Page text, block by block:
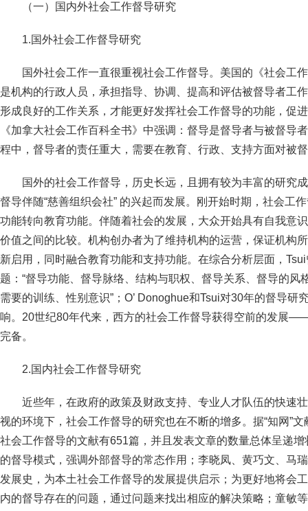
（一）国内外社会工作督导研究
1.国外社会工作督导研究
国外社会工作一直很重视社会工作督导。美国的《社会工
是机构的行政人员，承担指导、协调、提高和评估被督导者工
形成良好的工作关系，才能更好发挥社会工作督导的功能，促
《加拿大社会工作百科全书》中强调：督导是督导者与被督导
程中，督导者的责任重大，需要在教育、行政、支持方面对被
国外的社会工作督导，历史长远，且拥有较为丰富的研究
督导伴随“慈善组织会社” 的兴起而发展。刚开始时期，社会工
功能转向教育功能。伴随着社会的发展，大众开始具有自我意
价值之间的比较。机构创办者为了维持机构的运营，保证机构
新启用，同时融合教育功能和支持功能。在综合分析层面，
题：“督导功能、督导脉络、结构与职权、督导关系、督导的风
需要的训练、性别意识”；O’ Donoghue和Tsui对30年的督导研
响。20世纪80年代来，西方的社会工作督导获得空前的发展
完备。
2.国内社会工作督导研究
近些年，在政府的政策及财政支持、专业人才队伍的快速
视的环境下，社会工作督导的研究也在不断的增多。据“知网”
社会工作督导的文献有651篇，并且发表文章的数量总体呈递
的督导模式，强调外部督导的常态作用；李晓凤、黄巧文、马
发展史，为本土社会工作督导的发展提供启示；为更好地将会
内的督导存在的问题，通过问题来找出相应的解决策略；童敏